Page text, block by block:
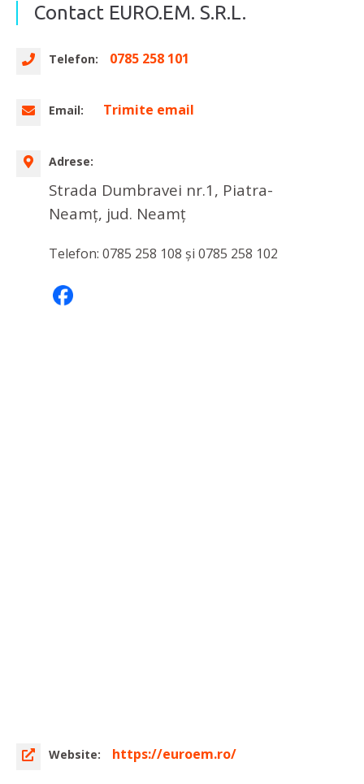
Contact EURO.EM. S.R.L.
Telefon: 0785 258 101
Email: Trimite email
Adrese:
Strada Dumbravei nr.1, Piatra-
Neamț, jud. Neamț
Telefon: 0785 258 108 și 0785 258 102
Website: https://euroem.ro/